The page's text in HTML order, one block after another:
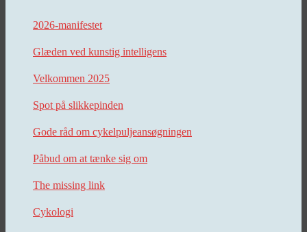
2026-manifestet
Glæden ved kunstig intelligens
Velkommen 2025
Spot på slikkepinden
Gode råd om cykelpuljeansøgningen
Påbud om at tænke sig om
The missing link
Cykologi